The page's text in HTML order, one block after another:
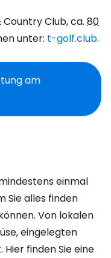
Club, ca. 80
unter: t-golf.club.
am
einmal
Sie alles finden
Von lokalen
eingelegten
Hier finden Sie eine